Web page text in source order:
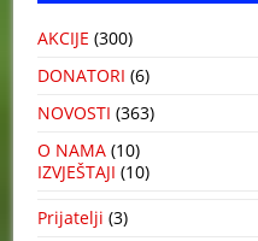
AKCIJE (300)
DONATORI (6)
NOVOSTI (363)
O NAMA (10)
IZVJEŠTAJI (10)
Prijatelji (3)